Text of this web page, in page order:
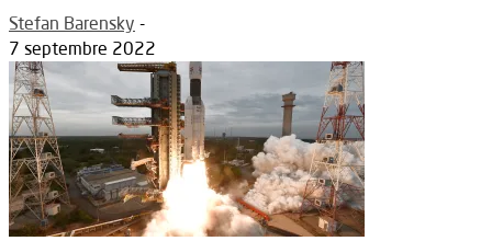
Stefan Barensky -
7 septembre 2022